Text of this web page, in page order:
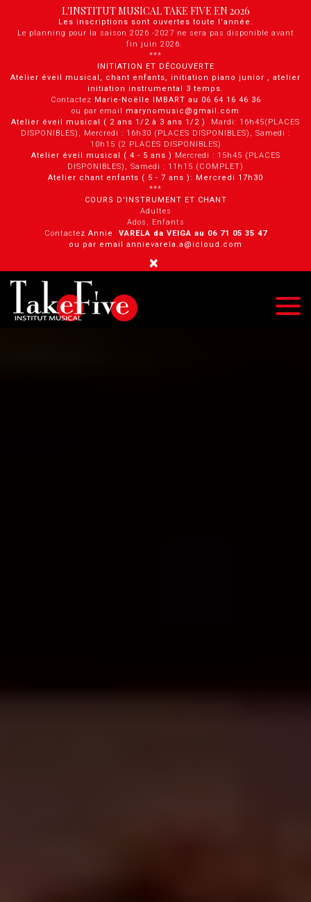
L'INSTITUT MUSICAL TAKE FIVE EN 2026
Les inscriptions sont ouvertes toute l'année.
Le planning pour la saison 2026 -2027 ne sera pas disponible avant
fin juin 2026.
***
INITIATION ET DÉCOUVERTE
Atelier éveil musical, chant enfants, initiation piano junior , atelier
initiation instrumental 3 temps.
Contactez Marie-Noëlle IMBART au 06 64 16 46 36
ou par email marynomusic@gmail.com
Atelier éveil musical ( 2 ans 1/2 à 3 ans 1/2 ) Mardi: 16h45(PLACES
DISPONIBLES), Mercredi : 16h30 (PLACES DISPONIBLES), Samedi :
10h15 (2 PLACES DISPONIBLES)
Atelier éveil musical ( 4 - 5 ans ) Mercredi : 15h45 (PLACES
DISPONIBLES), Samedi : 11h15 (COMPLET)
Atelier chant enfants ( 5 - 7 ans ): Mercredi 17h30
***
COURS D'INSTRUMENT ET CHANT
Adultes
Ados, Enfants
Contactez Annie VARELA da VEIGA au 0 6 71 05 35 47
ou par email annievarela.a@icloud.com
×
Panneau de gestion des cookies